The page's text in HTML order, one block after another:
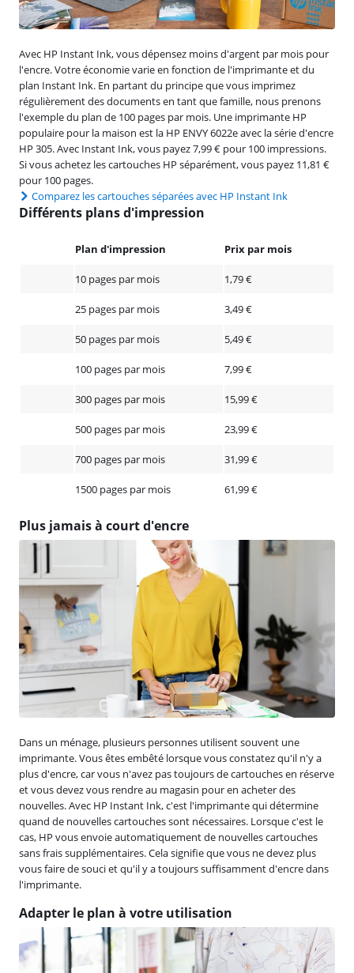
Avec HP Instant Ink, vous dépensez moins d'argent par mois pour
l'encre. Votre économie varie en fonction de l'imprimante et du
plan Instant Ink. En partant du principe que vous imprimez
régulièrement des documents en tant que famille, nous prenons
l'exemple du plan de 100 pages par mois. Une imprimante HP
populaire pour la maison est la HP ENVY 6022e avec la série d'encre
HP 305. Avec Instant Ink, vous payez 7,99 € pour 100 impressions.
Si vous achetez les cartouches HP séparément, vous payez 11,81 €
pour 100 pages.
Comparez les cartouches séparées avec HP Instant Ink
Différents plans d'impression
Plan d'impression Prix par mois
10 pages par mois 1,79 €
25 pages par mois 3,49 €
50 pages par mois 5,49 €
100 pages par mois 7,99 €
300 pages par mois 15,99 €
500 pages par mois 23,99 €
700 pages par mois 31,99 €
1500 pages par mois 61,99 €
Plus jamais à court d'encre
Dans un ménage, plusieurs personnes utilisent souvent une
imprimante. Vous êtes embêté lorsque vous constatez qu'il n'y a
plus d'encre, car vous n'avez pas toujours de cartouches en réserve
et vous devez vous rendre au magasin pour en acheter des
nouvelles. Avec HP Instant Ink, c'est l'imprimante qui détermine
quand de nouvelles cartouches sont nécessaires. Lorsque c'est le
cas, HP vous envoie automatiquement de nouvelles cartouches
sans frais supplémentaires. Cela signifie que vous ne devez plus
vous faire de souci et qu'il y a toujours suffisamment d'encre dans
l'imprimante.
Adapter le plan à votre utilisation